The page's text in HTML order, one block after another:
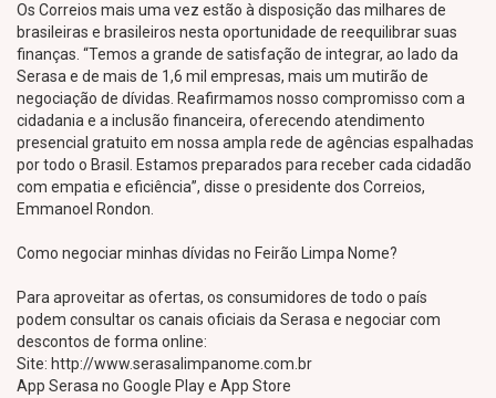
Os Correios mais uma vez estão à disposição das milhares de
brasileiras e brasileiros nesta oportunidade de reequilibrar suas
finanças. “Temos a grande de satisfação de integrar, ao lado da
Serasa e de mais de 1,6 mil empresas, mais um mutirão de
negociação de dívidas. Reafirmamos nosso compromisso com a
cidadania e a inclusão financeira, oferecendo atendimento
presencial gratuito em nossa ampla rede de agências espalhadas
por todo o Brasil. Estamos preparados para receber cada cidadão
com empatia e eficiência”, disse o presidente dos Correios,
Emmanoel Rondon.
Como negociar minhas dívidas no Feirão Limpa Nome?
Para aproveitar as ofertas, os consumidores de todo o país
podem consultar os canais oficiais da Serasa e negociar com
descontos de forma online:
Site: http://www.serasalimpanome.com.br
App Serasa no Google Play e App Store